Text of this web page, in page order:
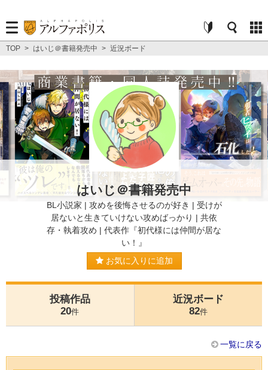
TOP > はいじ＠書籍発売中 > 近況ボード
はいじ＠書籍発売中
BL小説家 | 攻めを後悔させるのが好き | 受けが
居ないと生きていけない攻めばっかり | 共依
存・執着攻め | 代表作『初代様には仲間が居な
い！』
お気に入りに追加
投稿作品
20件
近況ボード
82件
一覧に戻る